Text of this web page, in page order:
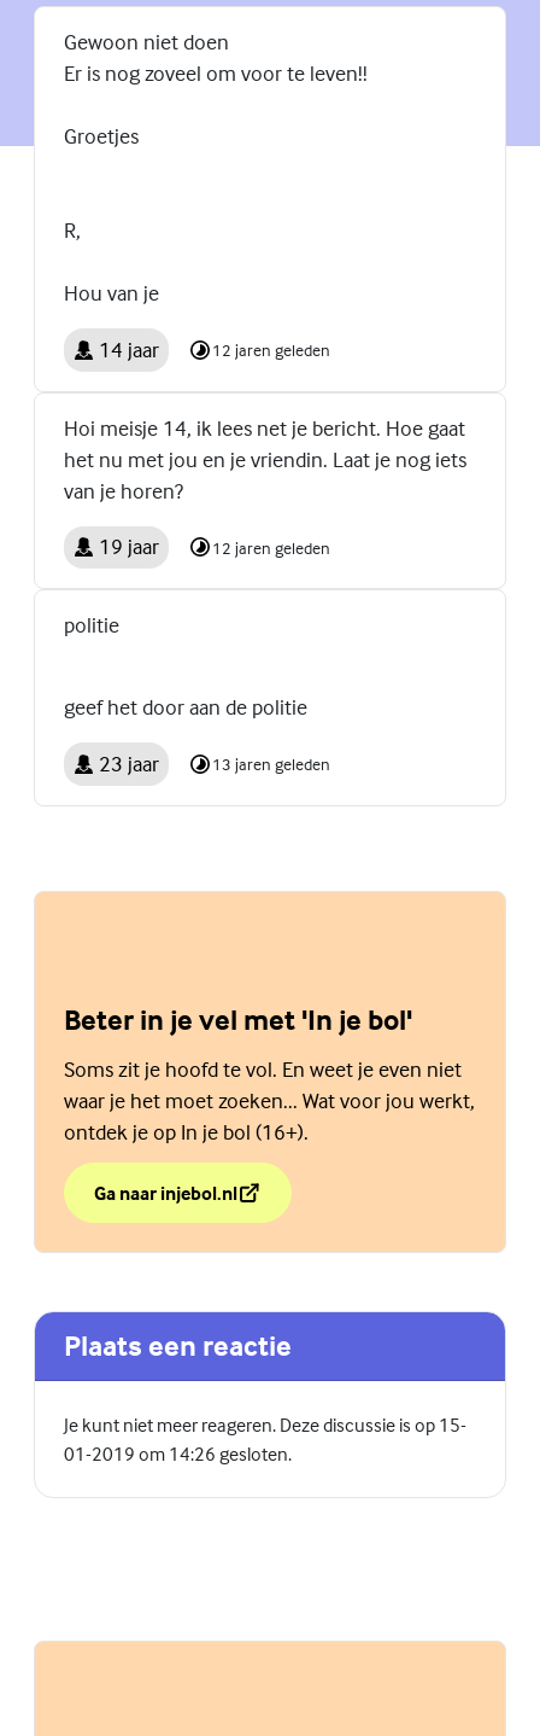
Gewoon niet doen
Er is nog zoveel om voor te leven!!
Groetjes
R,
Hou van je
14 jaar 12 jaren geleden
Hoi meisje 14, ik lees net je bericht. Hoe gaat
het nu met jou en je vriendin. Laat je nog iets
van je horen?
19 jaar 12 jaren geleden
politie
geef het door aan de politie
23 jaar 13 jaren geleden
Beter in je vel met 'In je bol'
Soms zit je hoofd te vol. En weet je even niet
waar je het moet zoeken... Wat voor jou werkt,
ontdek je op In je bol (16+).
Ga naar injebol.nl
over Beter in je vel met 'In je bol'
(Externe link)
Plaats een reactie
Je kunt niet meer reageren. Deze discussie is op 15-
01-2019 om 14:26 gesloten.